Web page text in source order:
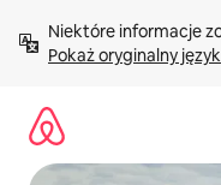
treści Pokaż oryginalny język